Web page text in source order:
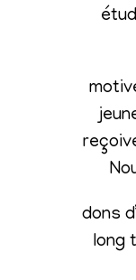
dons
long